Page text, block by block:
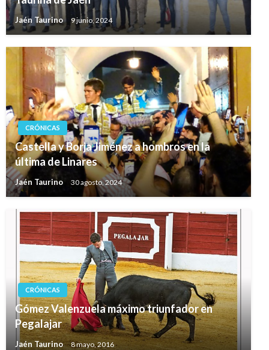
Jaén Taurino 9 junio, 2024
CRÓNICAS
Castella y Borja Jiménez a hombros en la
última de Linares
Jaén Taurino 30 agosto, 2024
CRÓNICAS
Gómez Valenzuela máximo triunfador en
Pegalajar
Jaén Taurino 8 mayo, 2016